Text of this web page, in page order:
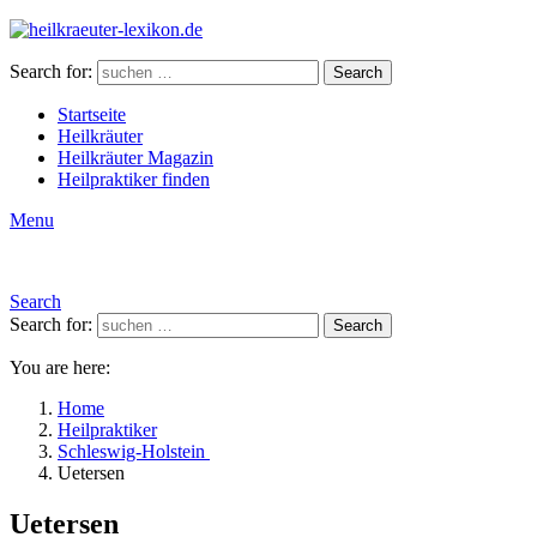
Search for: Search
Startseite
Heilkräuter
Heilkräuter Magazin
Heilpraktiker finden
Menu
Search
Search for:
Search
You are here:
Home
Heilpraktiker
Schleswig-Holstein
Uetersen
Uetersen